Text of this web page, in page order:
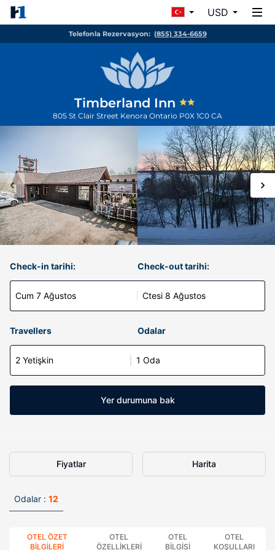
USD
Telefonla Rezervasyon: (855) 334-6659
Timberland Inn
805 St Clair Street Kenora Ontario P0X 1C0 CA
Check-in tarihi:
Cum 7 Ağustos
Check-out tarihi:
Ctesi 8 Ağustos
Travellers Odalar
2 Yetişkin 1 Oda
Yer durumuna bak
Fiyatlar Harita
Odalar : 12
OTEL ÖZET
BILGILERI
OTEL
ÖZELLIKLERI
OTEL
BILGISI
OTEL
KOŞULLARI